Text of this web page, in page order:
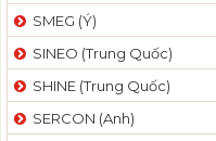
SMEG (Ý)
SINEO (Trung Quốc)
SHINE (Trung Quốc)
SERCON (Anh)